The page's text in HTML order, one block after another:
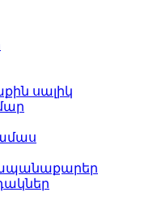
սալիկ